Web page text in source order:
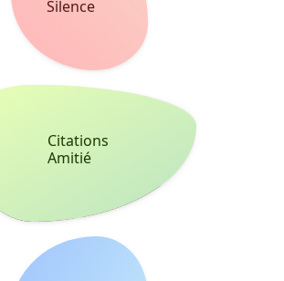
Vérité
Citations
Solitude